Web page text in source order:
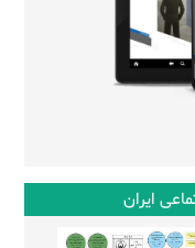
ایران